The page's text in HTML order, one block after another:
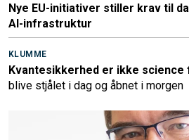
Nye EU-initiativer stiller krav til
AI-infrastruktur
KLUMME
Kvantesikkerhed er ikke science
blive stjålet i dag og åbnet i morgen